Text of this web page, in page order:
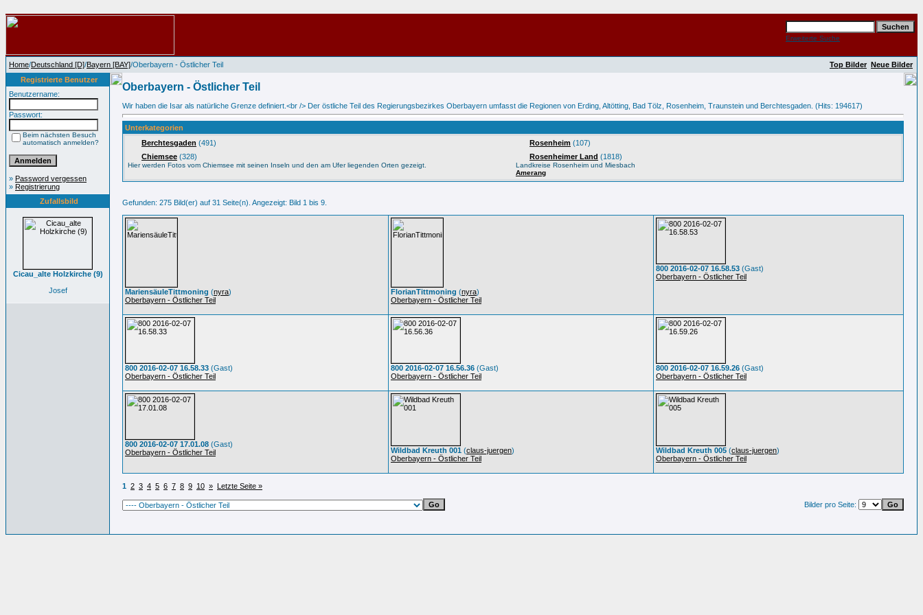
Erweiterte Suche
Home/Deutschland [D]/Bayern [BAY]/Oberbayern - Östlicher Teil Top Bilder Neue Bilder
Registrierte Benutzer
Benutzername:
Passwort:
Beim nächsten Besuch
automatisch anmelden?
» Password vergessen
» Registrierung
Zufallsbild
Cicau_alte Holzkirche (9)
Josef
Oberbayern - Östlicher Teil
Wir haben die Isar als natürliche Grenze definiert.<br /> Der östliche Teil des Regierungsbezirkes Oberbayern umfasst die Regionen von Erding, Altötting, Bad Tölz, Rosenheim, Traunstein und Berchtesgaden. (Hits: 194617)
Unterkategorien
Berchtesgaden (491)
Chiemsee (328)
Hier werden Fotos vom Chiemsee mit seinen Inseln und den am Ufer liegenden Orten gezeigt.
Rosenheim (107)
Rosenheimer Land (1818)
Landkreise Rosenheim und Miesbach
Amerang
Gefunden: 275 Bild(er) auf 31 Seite(n). Angezeigt: Bild 1 bis 9.
MariensäuleTittmoning (nyra)
Oberbayern - Östlicher Teil
FlorianTittmoning (nyra)
Oberbayern - Östlicher Teil
800 2016-02-07 16.58.53 (Gast)
Oberbayern - Östlicher Teil
800 2016-02-07 16.58.33 (Gast)
Oberbayern - Östlicher Teil
800 2016-02-07 16.56.36 (Gast)
Oberbayern - Östlicher Teil
800 2016-02-07 16.59.26 (Gast)
Oberbayern - Östlicher Teil
800 2016-02-07 17.01.08 (Gast)
Oberbayern - Östlicher Teil
Wildbad Kreuth 001 (claus-juergen)
Oberbayern - Östlicher Teil
Wildbad Kreuth 005 (claus-juergen)
Oberbayern - Östlicher Teil
1 2 3 4 5 6 7 8 9 10 » Letzte Seite »
Bilder pro Seite: